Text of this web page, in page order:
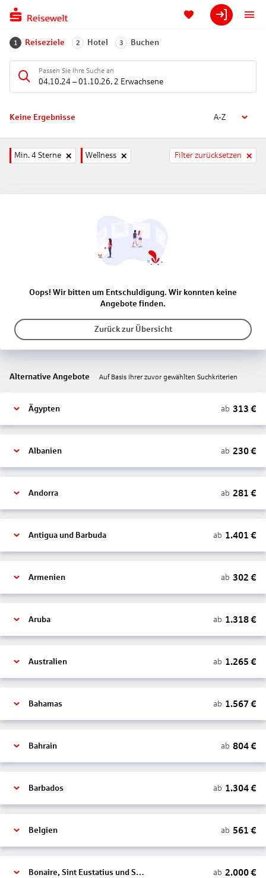
1 Reiseziele 2 Hotel 3 Buchen
Passen Sie Ihre Suche an
04.10.24 – 01.10.26, 2 Erwachsene
Keine Ergebnisse A-Z
Min. 4 Sterne Wellness Filter zurücksetzen
Oops! Wir bitten um Entschuldigung. Wir konnten keine
Angebote finden.
Zurück zur Übersicht
Alternative Angebote Auf Basis Ihrer zuvor gewählten Suchkriterien
Ägypten ab 313 €
Albanien ab 230€
Andorra ab 281 €
Antigua und Barbuda ab 1.401 €
Armenien ab 302 €
Aruba ab 1.318€
Australien ab 1.265 €
Bahamas ab 1.567 €
Bahrain ab 804€
Barbados ab 1.304€
Belgien ab 561 €
Bonaire, Sint Eustatius und Saba ab 2.000€